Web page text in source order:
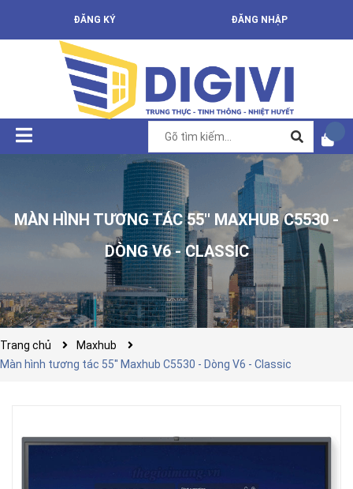
ĐĂNG KÝ ĐĂNG NHẬP
MÀN HÌNH TƯƠNG TÁC 55'' MAXHUB C5530 -
DÒNG V6 - CLASSIC
Trang chủ
Maxhub
Màn hình tương tác 55'' Maxhub C5530 - Dòng V6 - Classic